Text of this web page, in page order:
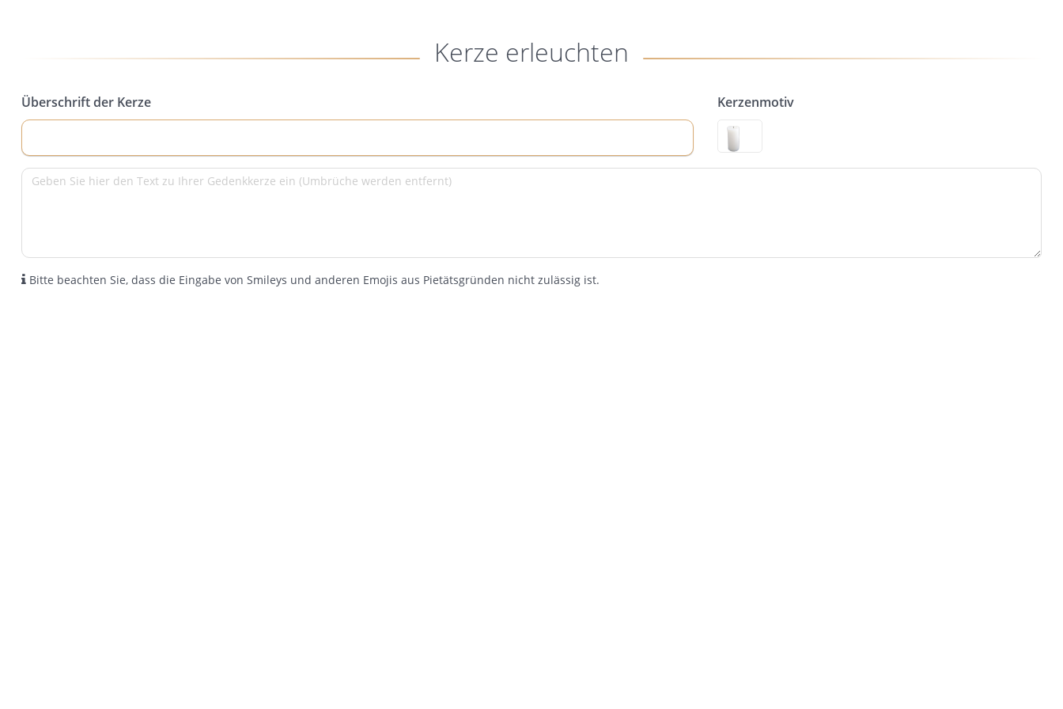
Kerze erleuchten
Überschrift der Kerze Kerzenmotiv
Bitte beachten Sie, dass die Eingabe von Smileys und anderen Emojis aus Pietätsgründen nicht zulässig ist.